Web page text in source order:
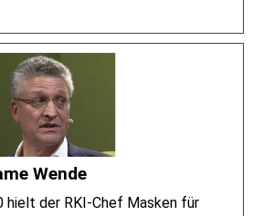
Wende
hielt der RKI-Chef Masken für